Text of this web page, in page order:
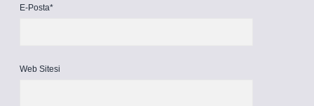
E-Posta*
Web Sitesi